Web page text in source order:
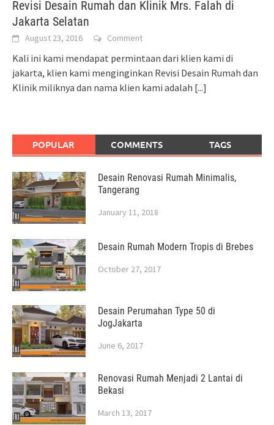
Revisi Desain Rumah dan Klinik Mrs. Falah di
Jakarta Selatan
August 23, 2016 Comment
Kali ini kami mendapat permintaan dari klien kami di
jakarta, klien kami menginginkan Revisi Desain Rumah dan
Klinik miliknya dan nama klien kami adalah [...]
POPULAR COMMENTS TAGS
Desain Renovasi Rumah Minimalis,
Tangerang
January 11, 2018
Desain Rumah Modern Tropis di Brebes
October 27, 2017
Desain Perumahan Type 50 di
JogJakarta
June 6, 2017
Renovasi Rumah Menjadi 2 Lantai di
Bekasi
March 13, 2017